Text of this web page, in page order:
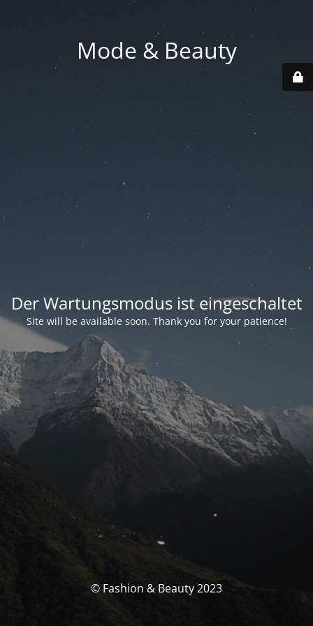
Mode & Beauty
Der Wartungsmodus ist eingeschaltet
Site will be available soon. Thank you for your patience!
© Fashion & Beauty 2023